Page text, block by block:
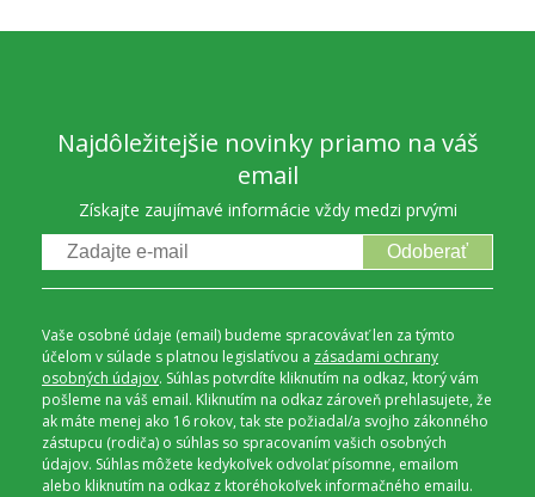
Najdôležitejšie novinky priamo na váš
email
Získajte zaujímavé informácie vždy medzi prvými
Odoberať
Vaše osobné údaje (email) budeme spracovávať len za týmto
účelom v súlade s platnou legislatívou a zásadami ochrany
osobných údajov. Súhlas potvrdíte kliknutím na odkaz, ktorý vám
pošleme na váš email. Kliknutím na odkaz zároveň prehlasujete, že
ak máte menej ako 16 rokov, tak ste požiadal/a svojho zákonného
zástupcu (rodiča) o súhlas so spracovaním vašich osobných
údajov. Súhlas môžete kedykoľvek odvolať písomne, emailom
alebo kliknutím na odkaz z ktoréhokoľvek informačného emailu.